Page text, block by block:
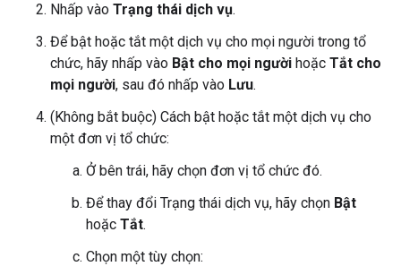
Nhấp vào Trạng thái dịch vụ.
Để bật hoặc tắt một dịch vụ cho mọi người trong tổ
chức, hãy nhấp vào Bật cho mọi người hoặc Tắt cho
mọi người, sau đó nhấp vào Lưu.
(Không bắt buộc) Cách bật hoặc tắt một dịch vụ cho
một đơn vị tổ chức:
Ở bên trái, hãy chọn đơn vị tổ chức đó.
Để thay đổi Trạng thái dịch vụ, hãy chọn Bật
hoặc Tắt.
Chọn một tùy chọn: